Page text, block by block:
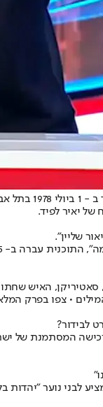
האוויר.
סאטיריקן,
• צפו בפרק
לבידור?
המסתמנת של